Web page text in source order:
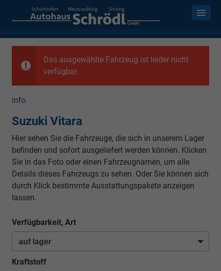
Das ausgewählte Fahrzeug ist leider nicht
verfügbar.
info
Suzuki Vitara
Hier sehen Sie die Fahrzeuge, die sich in unserem Lager
befinden und sofort ausgeliefert werden können. Klicken
Sie in das Foto oder einen Fahrzeugnamen, um alle
Details dieses Fahrzeugs zu sehen. Oder Sie können sich
durch Klick bestimmte Ausstattungspakete anzeigen
lassen.
Verfügbarkeit, Art
Kraftstoff